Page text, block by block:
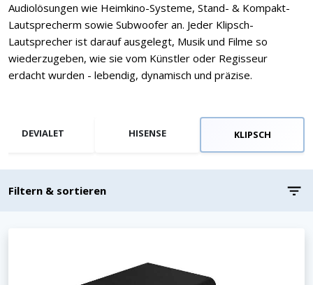
Audiolösungen wie Heimkino-Systeme, Stand- & Kompakt-
Lautsprecherm sowie Subwoofer an. Jeder Klipsch-
Lautsprecher ist darauf ausgelegt, Musik und Filme so
wiederzugeben, wie sie vom Künstler oder Regisseur
erdacht wurden - lebendig, dynamisch und präzise.
DEVIALET HISENSE KLIPSCH
Filtern & sortieren